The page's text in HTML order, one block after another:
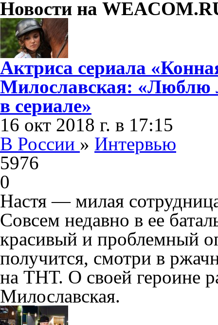
Новости на
Актриса сериала
Милославская: «Люблю
в сериале»
16 окт 2018 г. в 17:15
В России » Интервью
5976
0
Настя — милая
Совсем недавно в ее
красивый и проблемный
получится, смотри в
на ТНТ. О своей героине
Милославская.